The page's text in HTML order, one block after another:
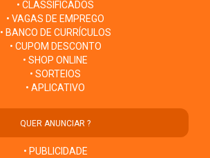
• CLASSIFICADOS
• VAGAS DE EMPREGO
• BANCO DE CURRÍCULOS
• CUPOM DESCONTO
• SHOP ONLINE
• SORTEIOS
• APLICATIVO
QUER ANUNCIAR ?
• PUBLICIDADE